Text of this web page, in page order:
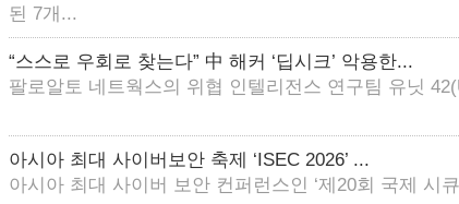
된 7개...
“스스로 우회로 찾는다” 中 해커 ‘딥시크’ 악용한...
팔로알토 네트웍스의 위협 인텔리전스 연구팀 유닛
아시아 최대 사이버보안 축제 ‘ISEC 2026’ ...
아시아 최대 사이버 보안 컨퍼런스인 ‘제20회 국제 시